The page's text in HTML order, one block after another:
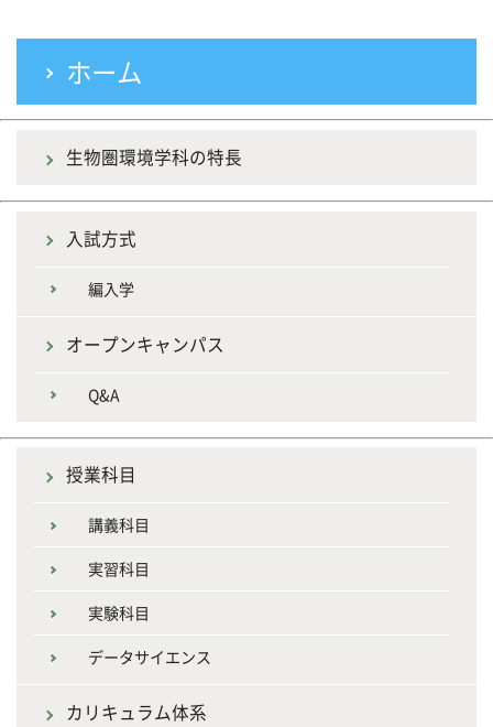
ホーム
生物圏環境学科の特長
入試方式
編入学
オープンキャンパス
Q&A
授業科目
講義科目
実習科目
実験科目
データサイエンス
カリキュラム体系